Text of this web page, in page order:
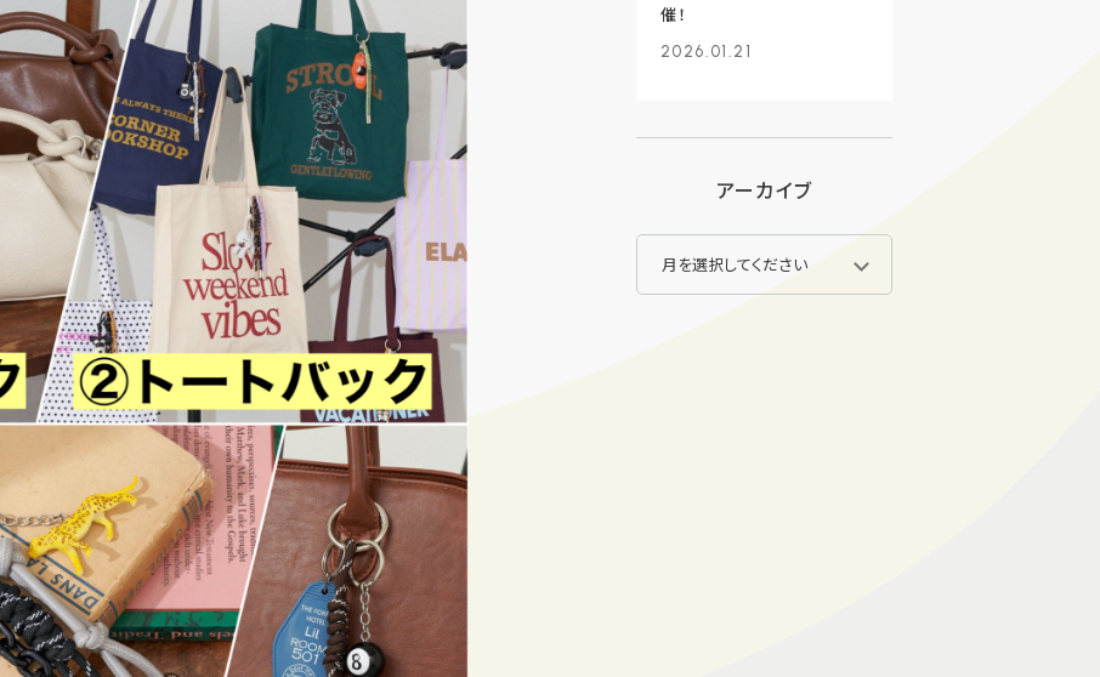
催！
2026.01.21
アーカイブ